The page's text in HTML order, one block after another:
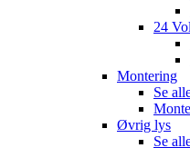
24
Montering
Se
Øvrig lys
Se